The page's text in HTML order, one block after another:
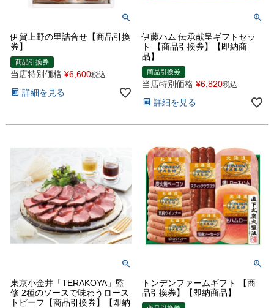
伊賀上野の里詰合せ【商品引換
券】
商品引換券
当店特別価格 ¥6,600税込
詳細を見る
伊藤ハム 伝承献呈ギフトセッ
ト 【商品引換券】【即納商
品】
商品引換券
当店特別価格 ¥6,820税込
詳細を見る
東京小金井「TERAKOYA」監
修 2種のソースで味わうロース
トビーフ【商品引換券】【即納
トンデンファームギフト 【商
品引換券】【即納商品】